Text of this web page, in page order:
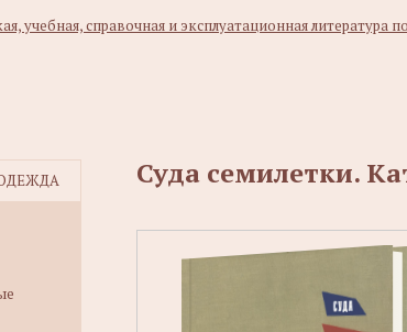
учебная, справочная и эксплуатационная литература
Суда семилетки.